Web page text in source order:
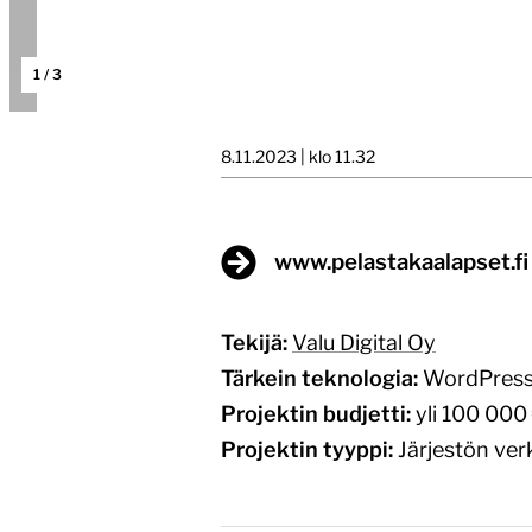
1 / 3
8.11.2023 | klo 11.32
www.pelastakaalapset.fi
Tekijä: Valu Digital Oy
Tärkein teknologia:
Projektin budjetti:yli 100 000
Projektin tyyppi: Järjestön